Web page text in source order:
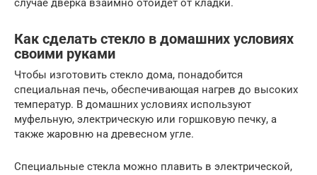
случае дверка взаимно отойдет от кладки.
Как сделать стекло в домашних условиях
своими руками
Чтобы изготовить стекло дома, понадобится
специальная печь, обеспечивающая нагрев до высоких
температур. В домашних условиях используют
муфельную, электрическую или горшковую печку, а
также жаровню на древесном угле.
Специальные стекла можно плавить в электрической,